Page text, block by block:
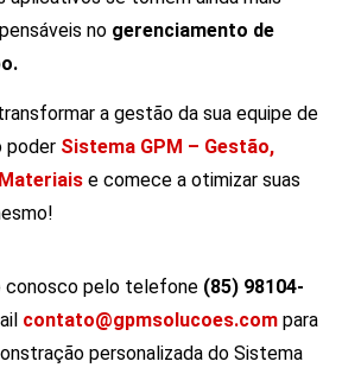
no gerenciamento de
a gestão da sua equipe de
poder Sistema GPM – Gestão,
e comece a otimizar suas
conosco pelo telefone (85) 98104-
contato@gpmsolucoes.com para
personalizada do Sistema